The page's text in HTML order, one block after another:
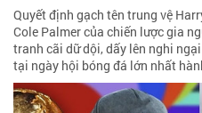
Quyết định gạch tên trung vệ
Cole Palmer của chiến lược gia
tranh cãi dữ dội, dấy lên nghi
tại ngày hội bóng đá lớn nhất